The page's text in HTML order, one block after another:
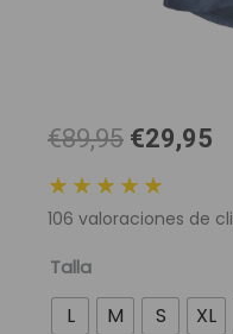
€89,95 El
original
era:
€29,95
★★★★★
106 valoraciones de
Talla
L M S XL
Camiseta
Retro
Paris